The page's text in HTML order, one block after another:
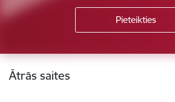
Kājene
Ātrās saites